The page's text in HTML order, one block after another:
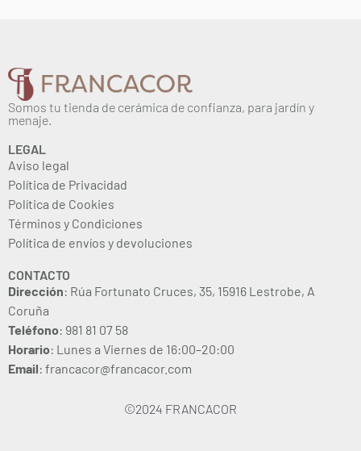
Somos tu tienda de cerámica de confianza, para jardín y
menaje.
LEGAL
Aviso legal
Política de Privacidad
Política de Cookies
Términos y Condiciones
Política de envíos y devoluciones
CONTACTO
Dirección: Rúa Fortunato Cruces, 35, 15916 Lestrobe, A
Coruña
Teléfono: 981 81 07 58
Horario: Lunes a Viernes de 16:00–20:00
Email: francacor@francacor.com
©2024 FRANCACOR